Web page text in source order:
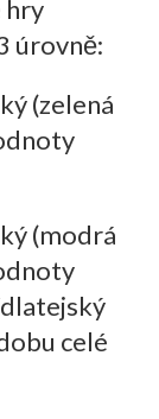
hry
úrovně:
(zelená
(modrá
celé